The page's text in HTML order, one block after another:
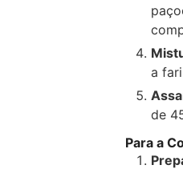
a
de
Para a